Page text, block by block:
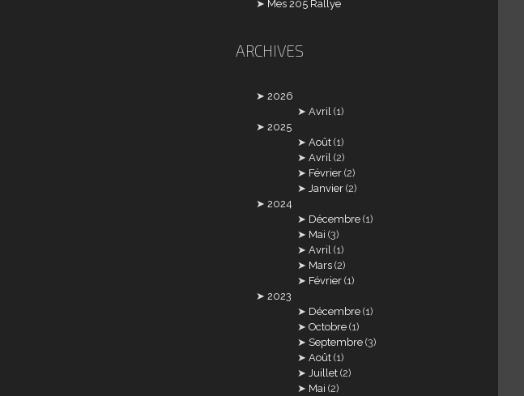
Mes 205 Rallye
ARCHIVES
2026
Avril (1)
2025
Août (1)
Avril (2)
Février (2)
Janvier (2)
2024
Décembre (1)
Mai (3)
Avril (1)
Mars (2)
Février (1)
2023
Décembre (1)
Octobre (1)
Septembre (3)
Août (1)
Juillet (2)
Mai (2)